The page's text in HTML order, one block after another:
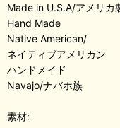
Made in U.S.A/アメリカ
Hand Made
Native American/
ネイティブアメリカン
ハンドメイド
Navajo/ナバホ族
素材: